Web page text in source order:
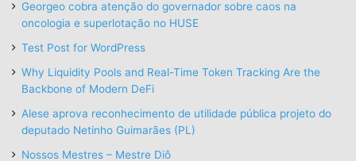
Georgeo cobra atenção do governador sobre caos na
oncologia e superlotação no HUSE
Test Post for WordPress
Why Liquidity Pools and Real-Time Token Tracking Are the
Backbone of Modern DeFi
Alese aprova reconhecimento de utilidade pública projeto do
deputado Netinho Guimarães (PL)
Nossos Mestres – Mestre Diô